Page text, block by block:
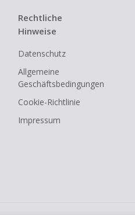
Rechtliche
Hinweise
Datenschutz
Allgemeine
Geschäftsbedingungen
Cookie-Richtlinie
Impressum